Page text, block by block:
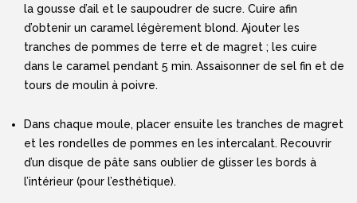
la gousse d’ail et le saupoudrer de sucre. Cuire afin
d’obtenir un caramel légèrement blond. Ajouter les
tranches de pommes de terre et de magret ; les cuire
dans le caramel pendant 5 min. Assaisonner de sel fin et de
tours de moulin à poivre.
Dans chaque moule, placer ensuite les tranches de magret
et les rondelles de pommes en les intercalant. Recouvrir
d’un disque de pâte sans oublier de glisser les bords à
l’intérieur (pour l’esthétique).